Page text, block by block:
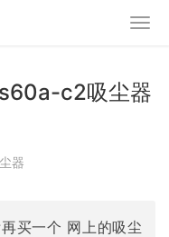
c2吸尘器
器
买一个 网上的吸尘